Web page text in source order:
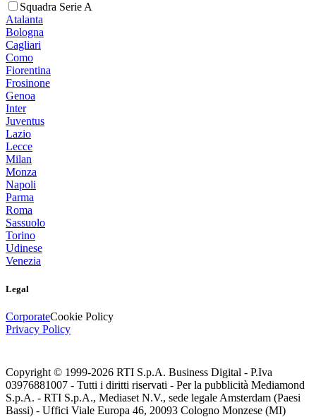
Squadra Serie A
Atalanta
Bologna
Cagliari
Como
Fiorentina
Frosinone
Genoa
Inter
Juventus
Lazio
Lecce
Milan
Monza
Napoli
Parma
Roma
Sassuolo
Torino
Udinese
Venezia
Legal
CorporateCookie Policy
Privacy Policy
Copyright © 1999-2026 RTI S.p.A. Business Digital - P.Iva
03976881007 - Tutti i diritti riservati - Per la pubblicità Mediamond
S.p.A. - RTI S.p.A., Mediaset N.V., sede legale Amsterdam (Paesi
Bassi) - Uffici Viale Europa 46, 20093 Cologno Monzese (MI)